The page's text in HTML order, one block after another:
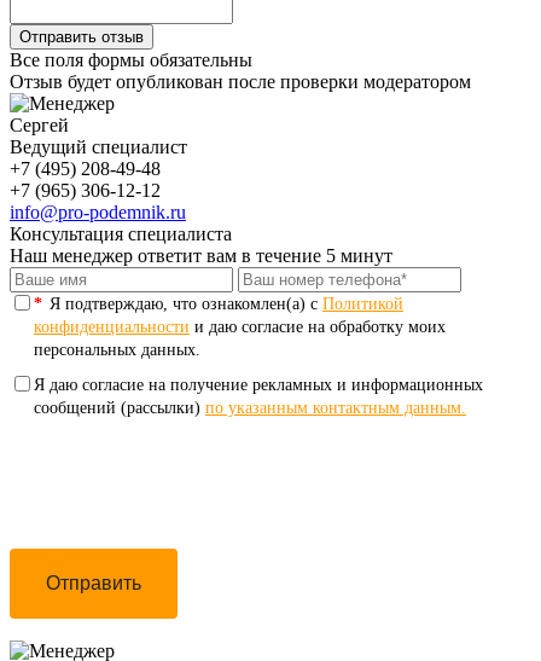
Все поля формы обязательны
Отзыв будет опубликован после проверки модератором
Сергей
Ведущий специалист
+7 (495) 208-49-48
+7 (965) 306-12-12
info@pro-podemnik.ru
Консультация специалиста
Наш менеджер ответит вам в течение 5 минут
* Я подтверждаю, что ознакомлен(а) с Политикой
конфиденциальности и даю согласие на обработку моих
персональных данных.
Я даю согласие на получение рекламных и информационных
сообщений (рассылки) по указанным контактным данным.
Отправить